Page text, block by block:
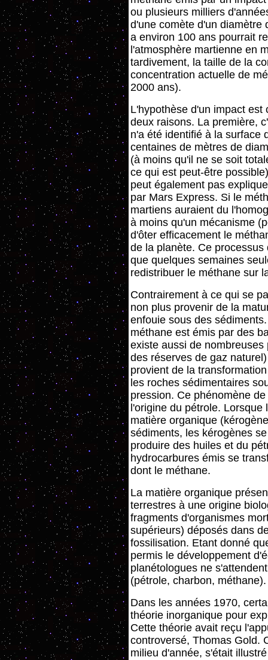
ou plusieurs milliers
d'une comète d'un diamètre
a environ 100 ans pourrait
l'atmosphère martienne en
tardivement, la taille de la
concentration actuelle de
2000 ans).
L'hypothèse d'un impact
deux raisons. La première,
n'a été identifié à la surface
centaines de mètres de
(à moins qu'il ne se soit
ce qui est peut-être
peut également pas
par Mars Express. Si le
martiens auraient du
à moins qu'un mécanisme
d'ôter efficacement le
de la planète. Ce
que quelques semaines
redistribuer le méthane sur
Contrairement à ce qui se
non plus provenir de la
enfouie sous des
méthane est émis par des
existe aussi de
des réserves de gaz
provient de la
les roches sédimentaires
pression. Ce phénomène
l'origine du pétrole.
matière organique
sédiments, les kérogènes
produire des huiles et du
hydrocarbures émis se
dont le méthane.
La matière organique
terrestres à une origine
fragments d'organismes
supérieurs) déposés dans
fossilisation. Etant donné
permis le développement
planétologues ne
(pétrole, charbon, méthane).
Dans les années 1970,
théorie inorganique pour
Cette théorie avait reçu
controversé, Thomas Gold.
milieu d'année, s'était